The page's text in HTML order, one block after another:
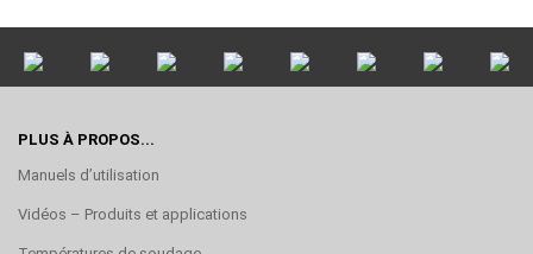
PLUS À PROPOS...
Manuels d’utilisation
Vidéos – Produits et applications